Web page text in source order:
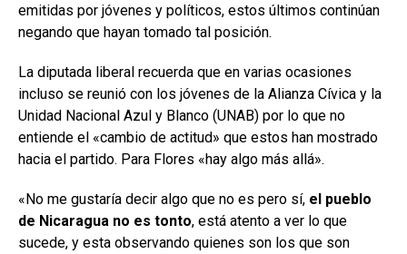
emitidas por jóvenes y políticos, estos últimos continúan
negando que hayan tomado tal posición.
La diputada liberal recuerda que en varias ocasiones
incluso se reunió con los jóvenes de la Alianza Cívica y la
Unidad Nacional Azul y Blanco (UNAB) por lo que no
entiende el «cambio de actitud» que estos han mostrado
hacia el partido. Para Flores «hay algo más allá».
«No me gustaría decir algo que no es pero sí, el pueblo
de Nicaragua no es tonto, está atento a ver lo que
sucede, y esta observando quienes son los que son